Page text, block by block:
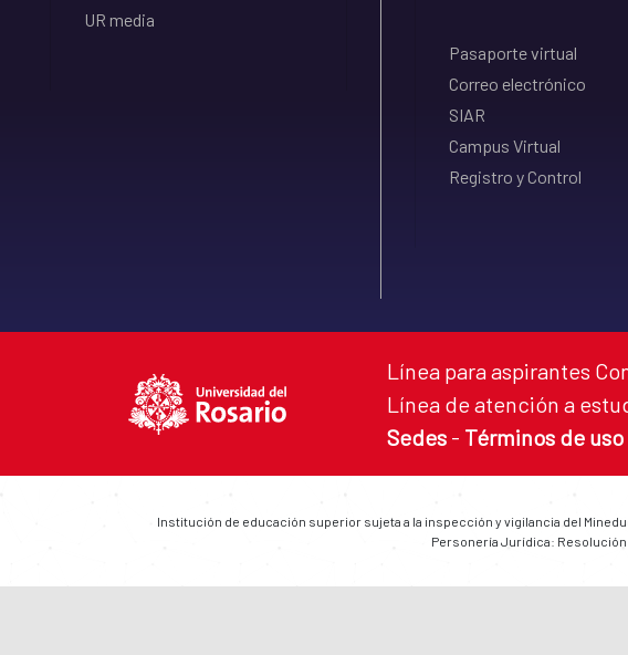
UR media
Pasaporte virtual
Correo electrónico
SIAR
Campus Virtual
Registro y Control
Línea para aspirantes
Línea de atención a
Sedes - Términos de uso
Institución de educación superior sujeta a la inspección y vigilancia del
Personería Jurídica: Resolución